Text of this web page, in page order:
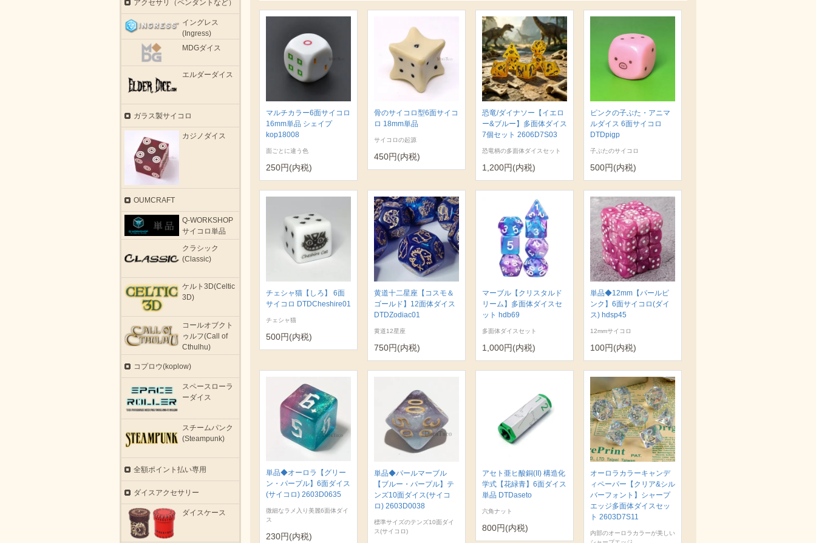
マルチカラー6面サイコロ
16mm単品 シェイプ
kop18008
面ごとに違う色
250円(内税)
骨のサイコロ型6面サイコ
ロ 18mm単品
サイコロの起源
450円(内税)
恐竜/ダイナソー【イエロ
ー&ブルー】多面体ダイス
7個セット 2606D7S03
恐竜柄の多面体ダイスセット
1,200円(内税)
ピンクの子ぶた・アニマ
ルダイス 6面サイコロ
DTDpigp
子ぶたのサイコロ
500円(内税)
チェシャ猫【しろ】 6面
サイコロ DTDCheshire01
チェシャ猫
500円(内税)
黄道十二星座【コスモ＆
ゴールド】12面体ダイス
DTDZodiac01
黄道12星座
750円(内税)
マーブル【クリスタルド
リーム】多面体ダイスセ
ット hdb69
多面体ダイスセット
1,000円(内税)
単品◆12mm【パールピ
ンク】6面サイコロ(ダイ
ス) hdsp45
12mmサイコロ
100円(内税)
単品◆オーロラ【グリー
ン・パープル】6面ダイス
(サイコロ) 2603D0635
微細なラメ入り美麗6面体ダイ
ス
230円(内税)
単品◆パールマーブル
【ブルー・パープル】テ
ンズ10面ダイス(サイコ
ロ) 2603D0038
標準サイズのテンズ10面ダイ
ス(サイコロ)
アセト亜ヒ酸銅(II) 構造化
学式【花緑青】6面ダイス
単品 DTDaseto
六角ナット
800円(内税)
オーロラカラーキャンデ
ィペーパー【クリア&シル
バーフォント】シャープ
エッジ多面体ダイスセッ
ト 2603D7S11
内部のオーロラカラーが美しい
アクセサリ（ペンダントなど）
イングレス
(Ingress)
MDGダイス
エルダーダイス
ガラス製サイコロ
カジノダイス
OUMCRAFT
Q-WORKSHOP
サイコロ単品
クラシック
(Classic)
ケルト3D(Celtic
3D)
コールオブクト
ゥルフ(Call of
Cthulhu)
コプロウ(koplow)
スペースローラ
ーダイス
スチームパンク
(Steampunk)
全額ポイント払い専用
ダイスアクセサリー
ダイスケース